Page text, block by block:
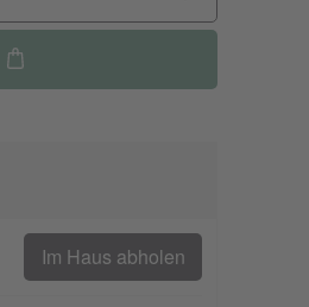
Im Haus abholen